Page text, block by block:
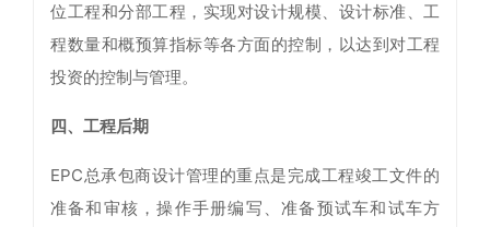
位工程和分部工程，实现对设计规模、设计标准、工
程数量和概预算指标等各方面的控制，以达到对工程
投资的控制与管理。
四、工程后期
EPC总承包商设计管理的重点是完成工程竣工文件的
准备和审核，操作手册编写、准备预试车和试车方